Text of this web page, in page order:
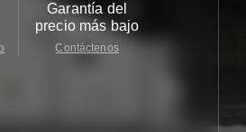
Garantía del
precio más bajo
Contáctenos